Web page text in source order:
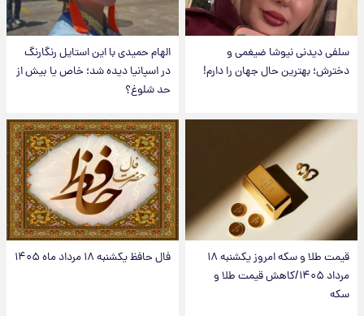
سلفی دیدنی نیوشا ضیغمی و
دخترش؛ بهترین حال جهان را دارم!
الهام حمیدی با این استایل رنگارنگ
در اسپانیا دیده شد؛ خاص یا بیش از
حد شلوغ؟
قیمت طلا و سکه امروز یکشنبه ۱۸
مرداد ۱۴۰۵/کاهش قیمت طلا و
سکه
فال حافظ یکشنبه ۱۸ مرداد ماه ۱۴۰۵